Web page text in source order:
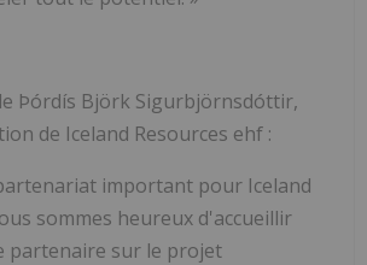
Þórdís Björk Sigurbjörnsdóttir,
de Iceland Resources ehf :
important pour Iceland
sommes heureux d'accueillir
partenaire sur le projet